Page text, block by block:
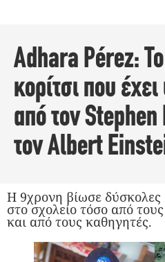
Adhara Pérez:
κορίτσι που
από τον
τον Albert
Η 9χρονη βίωσε δύσκολες
στο σχολείο τόσο από
και από τους καθηγητές.